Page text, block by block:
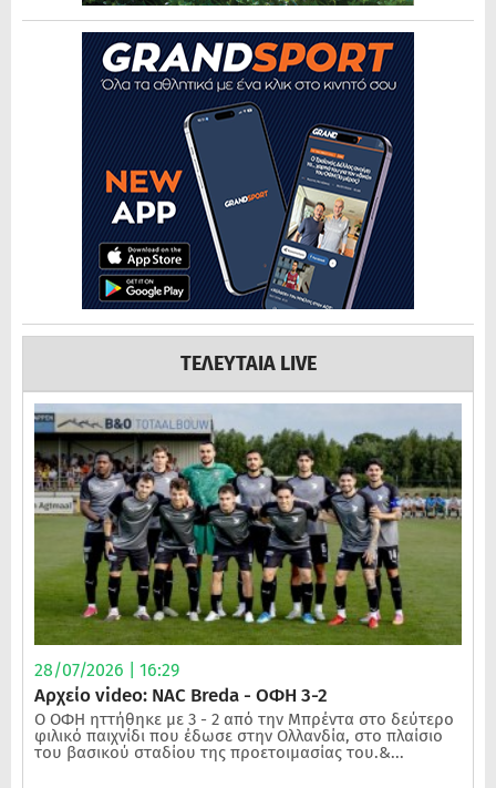
ΤΕΛΕΥΤΑΙΑ LIVE
28/07/2026 | 16:29
Αρχείο video: NAC Breda - ΟΦΗ 3-2
Ο ΟΦΗ ηττήθηκε με 3 - 2 από την Μπρέντα στο δεύτερο
φιλικό παιχνίδι που έδωσε στην Ολλανδία, στο πλαίσιο
του βασικού σταδίου της προετοιμασίας του.&...